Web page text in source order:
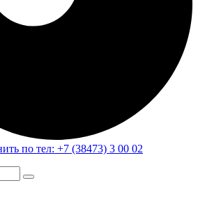
по тел: +7 (38473) 3 00 02